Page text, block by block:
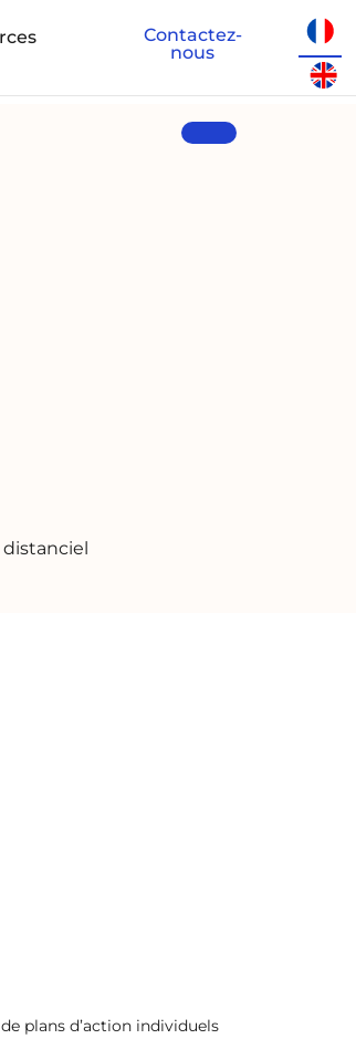
Contactez-
nous
plans d’action individuels